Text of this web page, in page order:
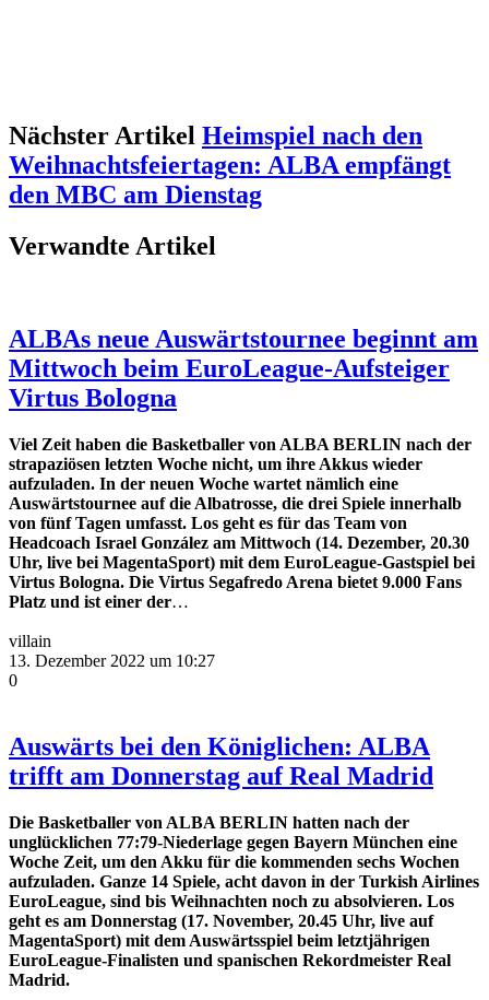
Nächster Artikel Heimspiel nach den
Weihnachtsfeiertagen: ALBA empfängt
den MBC am Dienstag
Verwandte Artikel
ALBAs neue Auswärtstournee beginnt am
Mittwoch beim EuroLeague-Aufsteiger
Virtus Bologna
Viel Zeit haben die Basketballer von ALBA BERLIN nach der
strapaziösen letzten Woche nicht, um ihre Akkus wieder
aufzuladen. In der neuen Woche wartet nämlich eine
Auswärtstournee auf die Albatrosse, die drei Spiele innerhalb
von fünf Tagen umfasst. Los geht es für das Team von
Headcoach Israel González am Mittwoch (14. Dezember, 20.30
Uhr, live bei MagentaSport) mit dem EuroLeague-Gastspiel bei
Virtus Bologna. Die Virtus Segafredo Arena bietet 9.000 Fans
Platz und ist einer der…
villain
13. Dezember 2022 um 10:27
0
Auswärts bei den Königlichen: ALBA
trifft am Donnerstag auf Real Madrid
Die Basketballer von ALBA BERLIN hatten nach der
unglücklichen 77:79-Niederlage gegen Bayern München eine
Woche Zeit, um den Akku für die kommenden sechs Wochen
aufzuladen. Ganze 14 Spiele, acht davon in der Turkish Airlines
EuroLeague, sind bis Weihnachten noch zu absolvieren. Los
geht es am Donnerstag (17. November, 20.45 Uhr, live auf
MagentaSport) mit dem Auswärtsspiel beim letztjährigen
EuroLeague-Finalisten und spanischen Rekordmeister Real
Madrid.